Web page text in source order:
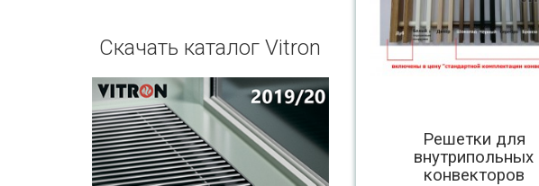
Решетки для
внутрипольных
конвекторов
Скачать каталог Vitron